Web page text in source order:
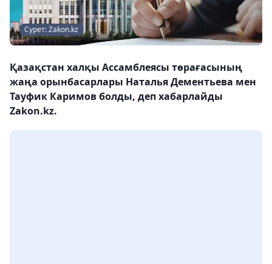
Сурет: Zakon.kz
Қазақстан халқы Ассамблеясы төрағасының
жаңа орынбасарлары Наталья Дементьева мен
Тауфик Каримов болды, деп хабарлайды
Zakon.kz.